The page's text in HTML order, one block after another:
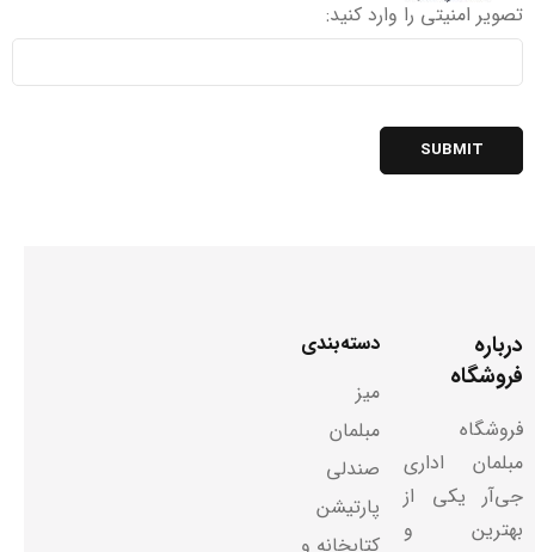
تصویر امنیتی را وارد کنید:
درباره
فروشگاه
فروشگاه
مبلمان اداری
جی‌آر یکی از
بهترین و
دسته‌بندی
میز
مبلمان
صندلی
پارتیشن
کتابخانه و